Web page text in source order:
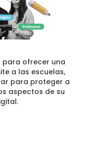
para ofrecer una
a las escuelas,
para proteger a
aspectos de su